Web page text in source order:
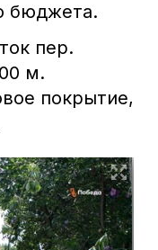
бюджета.
пер.
м.
покрытие,